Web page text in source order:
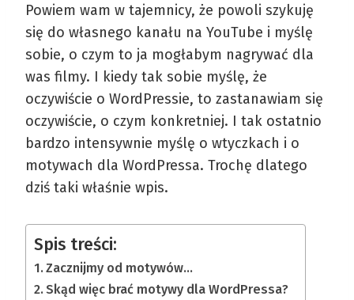
Powiem wam w tajemnicy, że powoli szykuję
się do własnego kanału na YouTube i myślę
sobie, o czym to ja mogłabym nagrywać dla
was filmy. I kiedy tak sobie myślę, że
oczywiście o WordPressie, to zastanawiam się
oczywiście, o czym konkretniej. I tak ostatnio
bardzo intensywnie myślę o wtyczkach i o
motywach dla WordPressa. Trochę dlatego
dziś taki właśnie wpis.
Spis treści:
Zacznijmy od motywów…
Skąd więc brać motywy dla WordPressa?